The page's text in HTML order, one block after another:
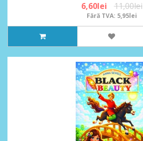
6,60lei 11,00lei
Fără TVA: 5,95lei